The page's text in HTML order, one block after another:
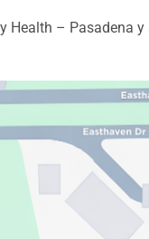
Health – Pasadena